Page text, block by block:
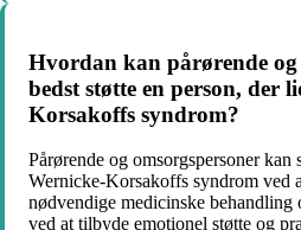
Hvordan kan pårørende og
bedst støtte en person, der
Korsakoffs syndrom?
Pårørende og omsorgspersoner kan
Wernicke-Korsakoffs syndrom ved
nødvendige medicinske behandling
ved at tilbyde emotionel støtte og